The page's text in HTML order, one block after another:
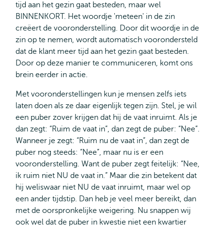
tijd aan het gezin gaat besteden, maar wel
BINNENKORT. Het woordje 'meteen' in de zin
creëert de vooronderstelling. Door dit woordje in de
zin op te nemen, wordt automatisch voorondersteld
dat de klant meer tijd aan het gezin gaat besteden.
Door op deze manier te communiceren, komt ons
brein eerder in actie.
Met vooronderstellingen kun je mensen zelfs iets
laten doen als ze daar eigenlijk tegen zijn. Stel, je wil
een puber zover krijgen dat hij de vaat inruimt. Als je
dan zegt: “Ruim de vaat in”, dan zegt de puber: “Nee”.
Wanneer je zegt: “Ruim nu de vaat in”, dan zegt de
puber nog steeds: “Nee”, maar nu is er een
vooronderstelling. Want de puber zegt feitelijk: “Nee,
ik ruim niet NU de vaat in.” Maar die zin betekent dat
hij weliswaar niet NU de vaat inruimt, maar wel op
een ander tijdstip. Dan heb je veel meer bereikt, dan
met de oorspronkelijke weigering. Nu snappen wij
ook wel dat de puber in kwestie niet een kwartier